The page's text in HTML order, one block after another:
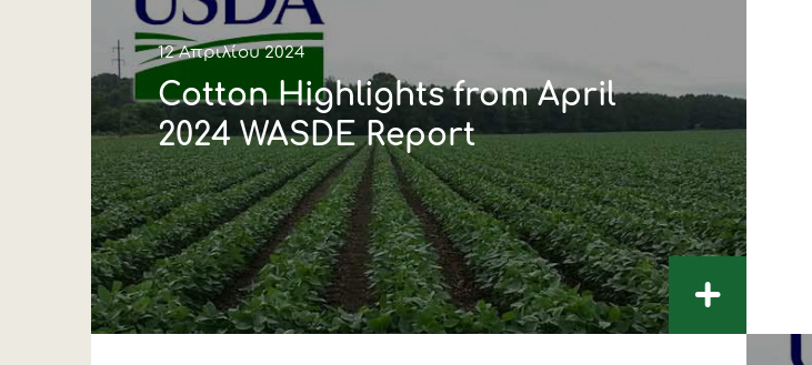
Πως θα μας βρείτε
Πως θα μας βρείτε
Πως θα μας βρείτε
Πως θα μας βρείτε
Πως θα μας βρείτε
Πως θα μας βρείτε
12 Απριλίου 2024
Cotton Highlights from April
2024 WASDE Report
+